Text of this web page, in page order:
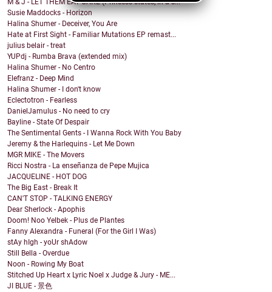
M & J - LET THEM EAT CAKE (Princess states, in a s...
Susie Maddocks - Horizon
Halina Shumer - Deceiver, You Are
Hate at First Sight - Familiar Mutations EP remast...
julius belair - treat
YUPdj - Rumba Brava (extended mix)
Halina Shumer - No Centro
Elefranz - Deep Mind
Halina Shumer - I don't know
Eclectotron - Fearless
DanielJamulus - No need to cry
Bayline - State Of Despair
The Sentimental Gents - I Wanna Rock With You Baby
Jeremy & the Harlequins - Let Me Down
MGR MIKE - The Movers
Ricci Nostra - La enseñanza de Pepe Mujica
JACQUELINE - HOT DOG
The Big East - Break It
CAN'T STOP - TALKING ENERGY
Dear Sherlock - Apophis
Doom! Noo Yelbek - Plus de Plantes
Fanny Alexandra - Funeral (For the Girl I Was)
stAy hIgh - yoUr shAdow
Still Bella - Overdue
Noon - Rowing My Boat
Stitched Up Heart x Lyric Noel x Judge & Jury - ME...
JI BLUE - 景色